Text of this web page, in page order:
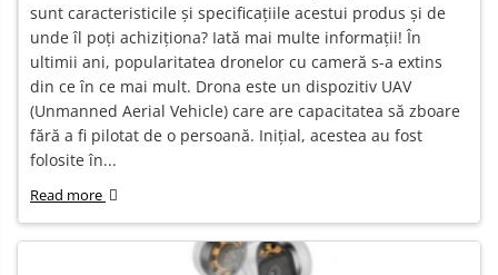
sunt caracteristicile și specificațiile acestui produs și de
unde îl poți achiziționa? Iată mai multe informații! În
ultimii ani, popularitatea dronelor cu cameră s-a extins
din ce în ce mai mult. Drona este un dispozitiv UAV
(Unmanned Aerial Vehicle) care are capacitatea să zboare
fără a fi pilotat de o persoană. Inițial, acestea au fost
folosite în...
Read more